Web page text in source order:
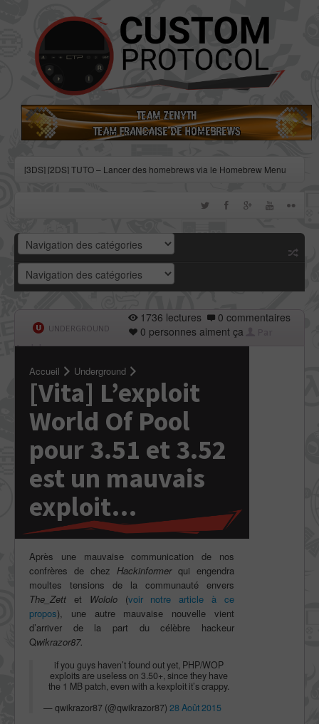
[3DS] [2DS] TUTO – Lancer des homebrews via le Homebrew Menu
[3DS] [2DS] TUTO - Utiliser l’exploit BannerBomb3 pour obtenir un
[3DS] [2DS] TUTO – Obtenir sa clé « movable.sed » de chiffrage
DSiWare via Seedminer
[Vita] Firmware 3.71 : et un nouveau firmware inutile, un !
UNDERGROUND
1736 lectures
0 personnes aiment ça
0 commentaires
Applelo
Accueil Underground
[Vita] L’exploit
World Of Pool
pour 3.51 et 3.52
est un mauvais
exploit…
Après une mauvaise communication de nos
confrères de chez Hackinformerqui engendra
moultes tensions de la communauté envers
The_Zett et Wololo(voir notre article à ce
propos), une autre mauvaise nouvelle vient
d’arriver de la part du célèbre hackeur
Qwikrazor87.
if you guys haven’t found out yet, PHP/WOP
exploits are useless on 3.50+, since they have
the 1 MB patch, even with a kexploit it’s crappy.
— qwikrazor87 (@qwikrazor87) 28 Août 2015